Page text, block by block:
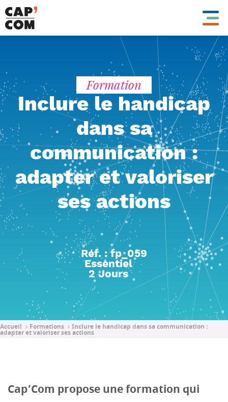
Aller
au
contenu
principal
Formation
Inclure le handicap
dans sa
communication :
adapter et valoriser
ses actions
Réf. : fp_059
Essentiel
2 Jours
Accueil Formations Inclure le handicap dans sa communication :
adapter et valoriser ses actions
Cap’Com propose une formation qui